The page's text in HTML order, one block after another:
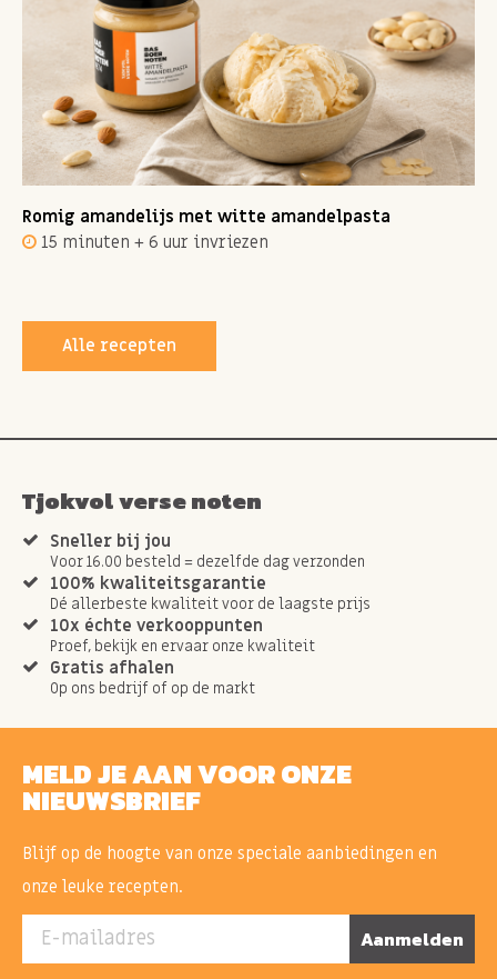
Romig amandelijs met witte amandelpasta
15 minuten + 6 uur invriezen
Alle recepten
Tjokvol verse noten
Sneller bij jou
Voor 16.00 besteld = dezelfde dag verzonden
100% kwaliteitsgarantie
Dé allerbeste kwaliteit voor de laagste prijs
10x échte verkooppunten
Proef, bekijk en ervaar onze kwaliteit
Gratis afhalen
Op ons bedrijf of op de markt
MELD JE AAN VOOR ONZE
NIEUWSBRIEF
Blijf op de hoogte van onze speciale aanbiedingen en
onze leuke recepten.
E-mailadres Aanmelden